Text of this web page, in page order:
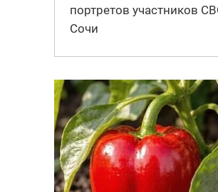
портретов участников
Сочи